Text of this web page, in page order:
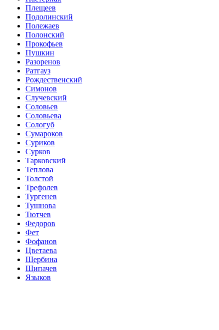
Плещеев
Подолинский
Полежаев
Полонский
Прокофьев
Пушкин
Разоренов
Ратгауз
Рождественский
Симонов
Случевский
Соловьев
Соловьева
Сологуб
Сумароков
Суриков
Сурков
Тарковский
Теплова
Толстой
Трефолев
Тургенев
Тушнова
Тютчев
Федоров
Фет
Фофанов
Цветаева
Щербина
Щипачев
Языков